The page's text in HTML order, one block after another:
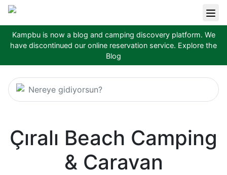
Kampbu is now a blog and camping discovery platform. We
have discontinued our online reservation service. Explore the
Blog
Nereye gidiyorsun?
Çıralı Beach Camping
& Caravan